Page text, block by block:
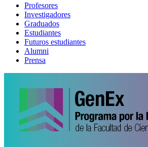
Profesores
Investigadores
Graduados
Estudiantes
Futuros estudiantes
Alumni
Prensa